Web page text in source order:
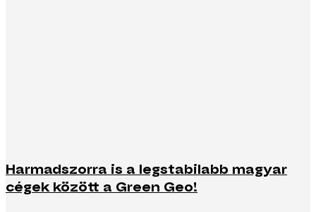
Harmadszorra is a legstabilabb magyar
cégek között a Green Geo!